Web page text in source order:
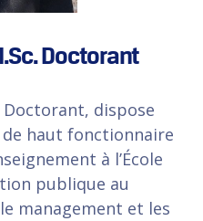
Doctorant
Doctorant, dispose
de haut fonctionnaire
à l’École
publique au
management et les